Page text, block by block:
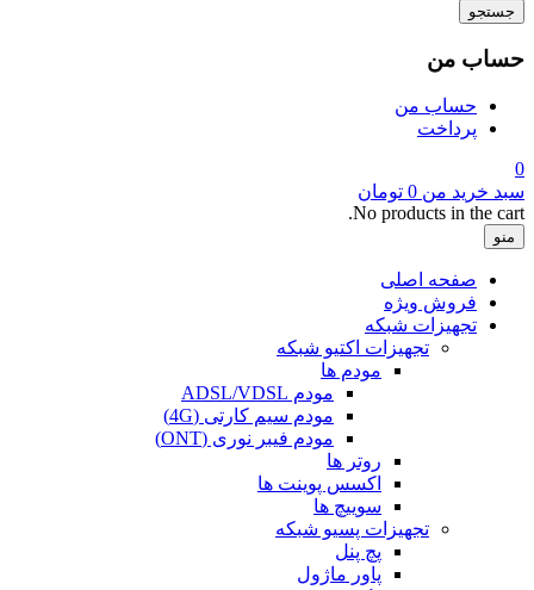
جستجو
حساب من
حساب من
پرداخت
0
سبد خرید من 0 تومان
No products in the cart.
منو
صفحه اصلی
فروش ویژه
تجهیزات شبکه
تجهیزات اکتیو شبکه
مودم ها
مودم ADSL/VDSL
مودم سیم کارتی (4G)
مودم فیبر نوری (ONT)
روتر ها
اکسس پوینت ها
سوییچ ها
تجهیزات پسیو شبکه
پچ پنل
پاور ماژول